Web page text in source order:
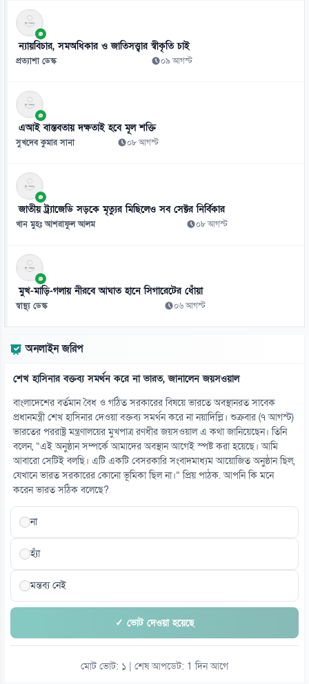
মায়ের দেশের হয়ে খেলা ‘অনেক বড় সম্মানের’: অ্যাডাম আব্বাস
০৯ আগস্ট
ন্যায়বিচার, সমঅধিকার ও জাতিসত্ত্বার স্বীকৃতি চাই
প্রত্যাশা ডেস্ক ০৯ আগস্ট
এআই বাস্তবতায় দক্ষতাই হবে মূল শক্তি
সুখদেব কুমার সানা ০৮ আগস্ট
জাতীয় ট্র্যাজেডি সড়কে মৃত্যুর মিছিলেও সব সেক্টর নির্বিকার
খান মুহঃ আশরাফুল আলম ০৮ আগস্ট
মুখ-মাড়ি-গলায় নীরবে আঘাত হানে সিগারেটের ধোঁয়া
স্বাস্থ্য ডেস্ক ০৬ আগস্ট
অনলাইন জরিপ
শেখ হাসিনার বক্তব্য সমর্থন করে না ভারত, জানালেন জয়সওয়াল
বাংলাদেশের বর্তমান বৈধ ও গঠিত সরকারের বিষয়ে ভারতে অবস্থানরত সাবেক
প্রধানমন্ত্রী শেখ হাসিনার দেওয়া বক্তব্য সমর্থন করে না নয়াদিল্লি। শুক্রবার (৭ আগস্ট)
ভারতের পররাষ্ট্র মন্ত্রণালয়ের মুখপাত্র রণধীর জয়সওয়াল এ কথা জানিয়েছেন। তিনি
বলেন, “এই অনুষ্ঠান সম্পর্কে আমাদের অবস্থান আগেই স্পষ্ট করা হয়েছে। আমি
আবারো সেটিই বলছি। এটি একটি বেসরকারি সংবাদমাধ্যম আয়োজিত অনুষ্ঠান ছিল,
যেখানে ভারত সরকারের কোনো ভূমিকা ছিল না।” প্রিয় পাঠক. আপনি কি মনে
করেন ভারত সঠিক বলেছে?
না
হ্যাঁ
মন্তব্য নেই
✓ ভোট দেওয়া হয়েছে
মোট ভোট: ১ | শেষ আপডেট: 1 দিন আগে